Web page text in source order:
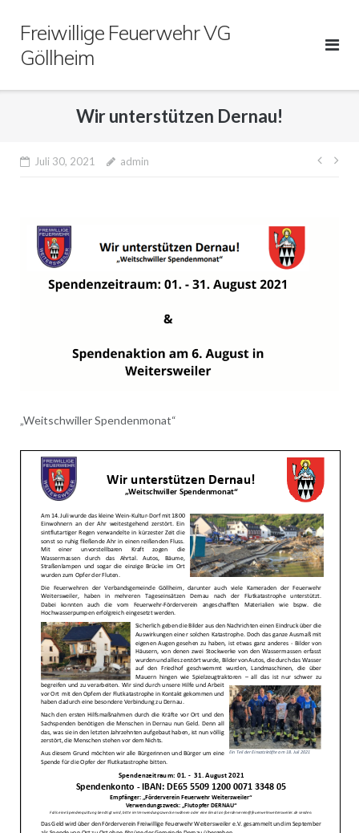
Freiwillige Feuerwehr VG
Göllheim
Wir unterstützen Dernau!
Juli 30, 2021 admin
„Weitschwiller Spendenmonat“